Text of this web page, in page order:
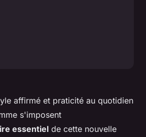
affirmé et praticité au quotidien
s'imposent
essentiel de cette nouvelle